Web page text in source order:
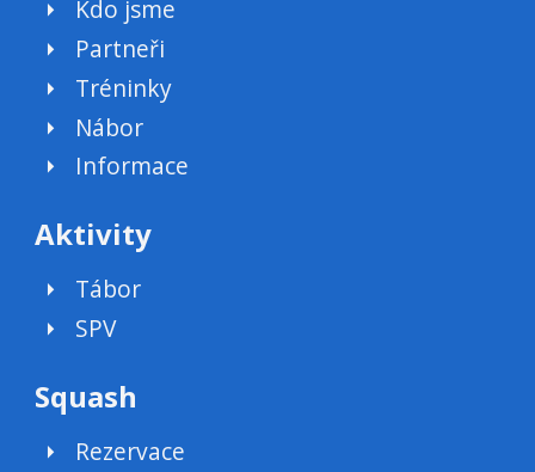
Kdo jsme
Partneři
Tréninky
Nábor
Informace
Aktivity
Tábor
SPV
Squash
Rezervace